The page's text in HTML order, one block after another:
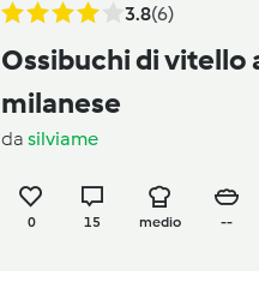
3.8(6)
Ossibuchi di vitello
milanese
da silviame
0 15 medio --